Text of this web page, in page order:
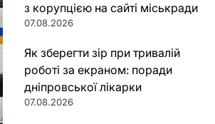
з корупцією на сайті міськради
07.08.2026
Як зберегти зір при тривалій
роботі за екраном: поради
дніпровської лікарки
07.08.2026